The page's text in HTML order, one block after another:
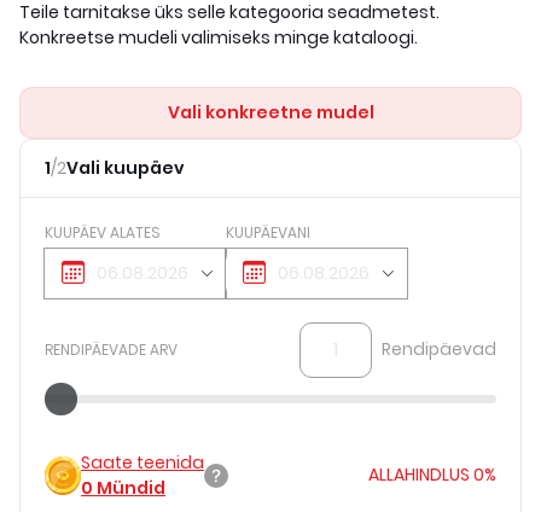
Teile tarnitakse üks selle kategooria seadmetest.
Konkreetse mudeli valimiseks minge kataloogi.
Vali konkreetne mudel
1/2Vali kuupäev
KUUPÄEV ALATES KUUPÄEVANI
RENDIPÄEVADE ARV Rendipäevad
Saate teenida
0 Mündid
ALLAHINDLUS 0%